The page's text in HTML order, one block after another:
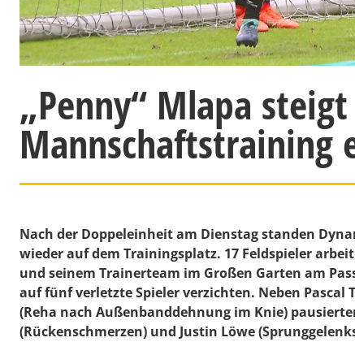
„Penny“ Mlapa
Mannschaftstraining
Nach der Doppeleinheit am Dienstag standen
wieder auf dem Trainingsplatz. 17 Feldspieler
und seinem Trainerteam im Großen Garten am
auf fünf verletzte Spieler verzichten. Neben Pascal
(Reha nach Außenbanddehnung im Knie)
(Rückenschmerzen) und Justin Löwe